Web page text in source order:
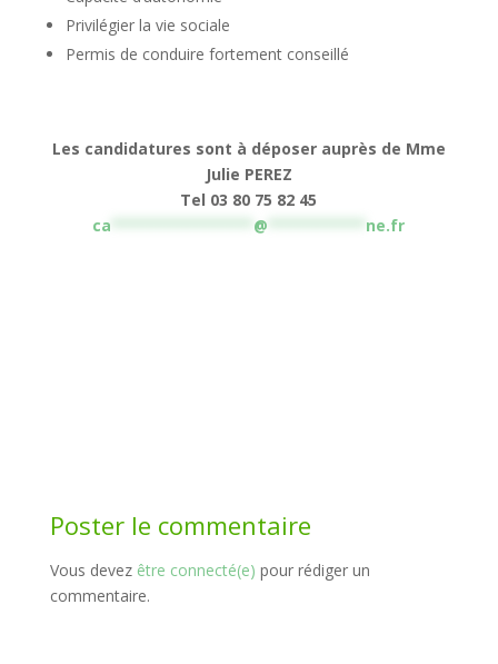
Privilégier la vie sociale
Permis de conduire fortement conseillé
Les candidatures sont à déposer auprès de Mme
Julie PEREZ
Tel 03 80 75 82 45
ca
@ ne.fr
Poster le commentaire
Vous devez être connecté(e) pour rédiger un
commentaire.